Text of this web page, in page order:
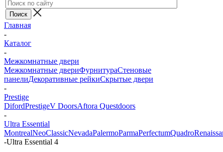
Главная
-
Каталог
-
Межкомнатные двери
Межкомнатные двериФурнитураСтеновые
панелиДекоративные рейкиСкрытые двери
-
Prestige
DifordPrestigeV DoorsAftora Questdoors
-
Ultra Essential
MontrealNeoClassicNevadaPalermoParmaPerfectumQuadro
-Ultra Essential 4